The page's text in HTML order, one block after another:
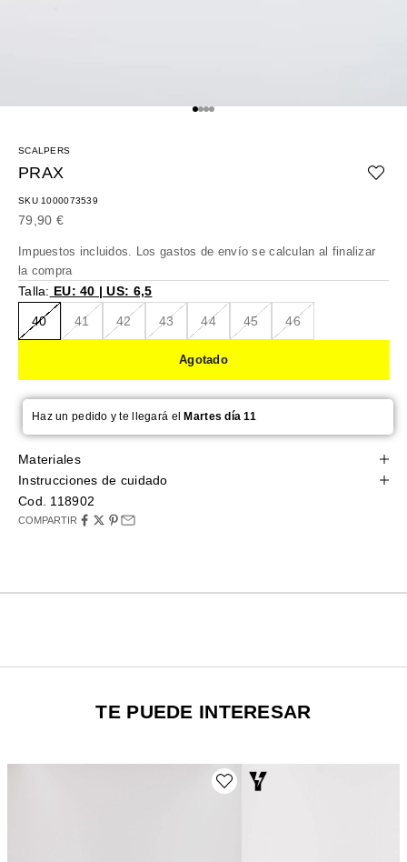
Ir al artículo 1
Ir al artículo 2
Ir al artículo 3
Ir al artículo 4
SCALPERS
PRAX
SKU 1000073539
Precio de oferta
79,90 €
Impuestos incluidos. Los gastos de envío se calculan al finalizar
la compra
Talla: EU: 40 | US: 6,5
40 41 42 43 44 45 46
Agotado
Haz un pedido y te llegará elMartes día 11
Materiales
Instrucciones de cuidado
Cod. 118902
COMPARTIR
TE PUEDE INTERESAR